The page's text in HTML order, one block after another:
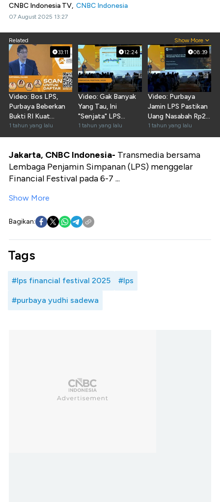
CNBC Indonesia TV, CNBC Indonesia
07 August 2025 13:27
Related Show More
33:11
Video: Bos LPS,
Purbaya Beberkan
Bukti RI Kuat
Hadapi Risiko Global
1 tahun yang lalu
12:24
Video: Gak Banyak
Yang Tau, Ini
"Senjata" LPS
Dorong Ekonomi RI
1 tahun yang lalu
08:39
Video: Purbaya
Jamin LPS Pastikan
Uang Nasabah Rp2
Miliar di Bank Aman
1 tahun yang lalu
Jakarta, CNBC Indonesia- Transmedia bersama
Lembaga Penjamin Simpanan (LPS) menggelar
Financial Festival pada 6-7 ...
Show More
Bagikan:
Tags
#lps financial festival 2025 #lps
#purbaya yudhi sadewa